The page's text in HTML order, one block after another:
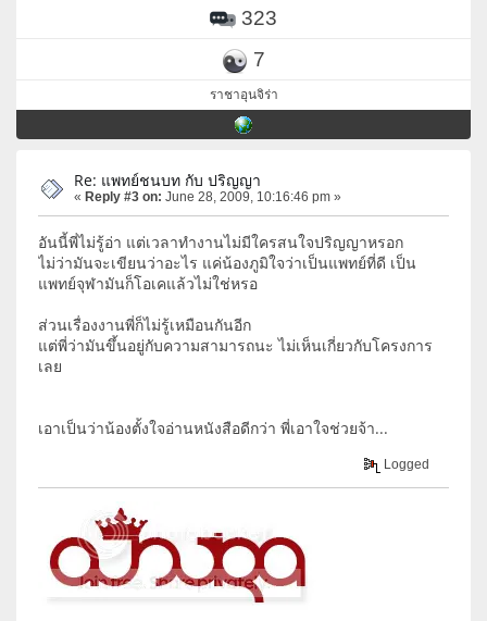
323
7
ราชาอุนจิร่า
Re: แพทย์ชนบท กับ ปริญญา
« Reply #3 on: June 28, 2009, 10:16:46 pm »
อันนี้พี่ไม่รู้อ่า แต่เวลาทำงานไม่มีใครสนใจปริญญาหรอก
ไม่ว่ามันจะเขียนว่าอะไร แค่น้องภูมิใจว่าเป็นแพทย์ที่ดี เป็น
แพทย์จุฬามันก็โอเคแล้วไม่ใช่หรอ
ส่วนเรื่องงานพี่ก็ไม่รู้เหมือนกันอีก
แต่พี่ว่ามันขึ้นอยู่กับความสามารถนะ ไม่เห็นเกี่ยวกับโครงการ
เลย
เอาเป็นว่าน้องตั้งใจอ่านหนังสือดีกว่า พี่เอาใจช่วยจ้า...
Logged